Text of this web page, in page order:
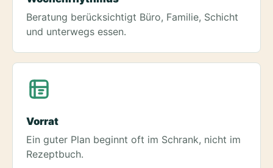
Beratung berücksichtigt Büro, Familie, Schicht
und unterwegs essen.
Vorrat
Ein guter Plan beginnt oft im Schrank, nicht im
Rezeptbuch.